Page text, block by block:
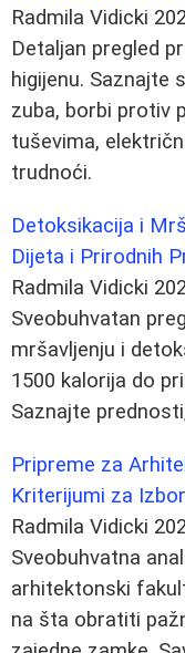
Radmila Vidicki
Detaljan pregled
higijenu. Saznajte
zuba, borbi protiv
tuševima,
trudnoći.
Detoksikacija i
Dijeta i Prirodnih
Radmila Vidicki
Sveobuhvatan
mršavljenju i
1500 kalorija do
Saznajte
Pripreme za
Kriterijumi za Izbor
Radmila Vidicki
Sveobuhvatna
arhitektonski
na šta obratiti